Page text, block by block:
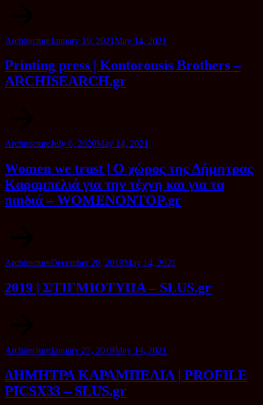
Category
ArchitecturePosted
January 19, 2021May 14, 2021
Printing press | Kontorousis Brothers –
ARCHISEARCH.gr
Category
ArchitecturePosted
July 6, 2020May 14, 2021
Women we trust | O χώρος της Δήμητρας
Καραμπελιά για την τέχνη και για τα
παιδιά – WOMENONTOP.gr
Category
ArchitecturePosted
December 28, 2019May 14, 2021
2019 | ΣΤΙΓΜΙΟΤΥΠΑ – SLUS.gr
Category
ArchitecturePosted
January 27, 2019May 14, 2021
ΔΗΜΗΤΡΑ ΚΑΡΑΜΠΕΛΙΑ | PROFILE
PICSX33 – SLUS.gr